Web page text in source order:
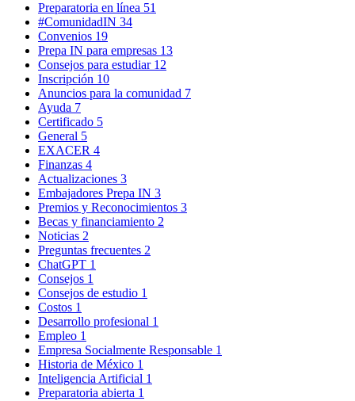
Preparatoria en línea 51
#ComunidadIN 34
Convenios 19
Prepa IN para empresas 13
Consejos para estudiar 12
Inscripción 10
Anuncios para la comunidad 7
Ayuda 7
Certificado 5
General 5
EXACER 4
Finanzas 4
Actualizaciones 3
Embajadores Prepa IN 3
Premios y Reconocimientos 3
Becas y financiamiento 2
Noticias 2
Preguntas frecuentes 2
ChatGPT 1
Consejos 1
Consejos de estudio 1
Costos 1
Desarrollo profesional 1
Empleo 1
Empresa Socialmente Responsable 1
Historia de México 1
Inteligencia Artificial 1
Preparatoria abierta 1